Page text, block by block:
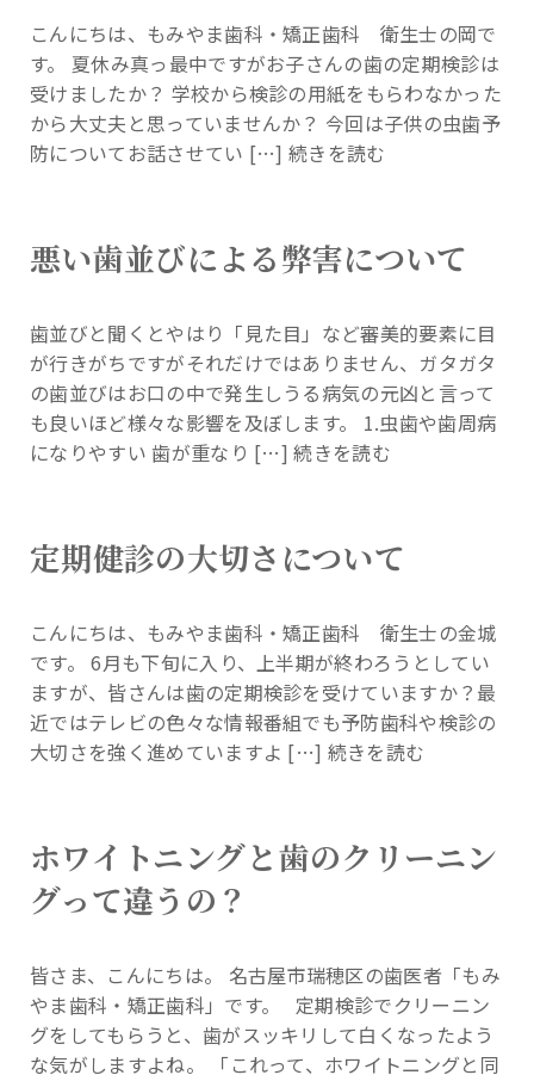
こんにちは、もみやま歯科・矯正歯科 衛生士の岡で
す。 夏休み真っ最中ですがお子さんの歯の定期検診は
受けましたか？ 学校から検診の用紙をもらわなかった
から大丈夫と思っていませんか？ 今回は子供の虫歯予
防についてお話させてい […]続きを読む
悪い歯並びによる弊害について
歯並びと聞くとやはり「見た目」など審美的要素に目
が行きがちですがそれだけではありません、ガタガタ
の歯並びはお口の中で発生しうる病気の元凶と言って
も良いほど様々な影響を及ぼします。 1.虫歯や歯周病
になりやすい 歯が重なり […]続きを読む
定期健診の大切さについて
こんにちは、もみやま歯科・矯正歯科 衛生士の金城
です。 6月も下旬に入り、上半期が終わろうとしてい
ますが、皆さんは歯の定期検診を受けていますか？最
近ではテレビの色々な情報番組でも予防歯科や検診の
大切さを強く進めていますよ […] 続きを読む
ホワイトニングと歯のクリーニン
グって違うの？
皆さま、こんにちは。 名古屋市瑞穂区の歯医者「もみ
やま歯科・矯正歯科」です。 定期検診でクリーニン
グをしてもらうと、歯がスッキリして白くなったよう
な気がしますよね。 「これって、ホワイトニングと同